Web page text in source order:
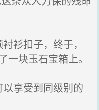
衫扣子，终于，
块玉石宝箱上。
享受到同级别的